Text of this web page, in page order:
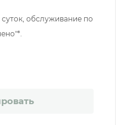
обслуживание по